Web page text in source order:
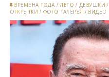
ВРЕМЕНА ГОДА / ЛЕТО / ДЕВУШКИ /
ОТКРЫТКИ / ФОТО ГАЛЕРЕЯ / ВИДЕО